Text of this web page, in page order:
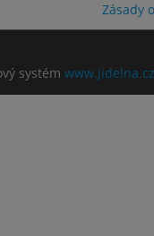
Zásady
systém www.jidelna.cz